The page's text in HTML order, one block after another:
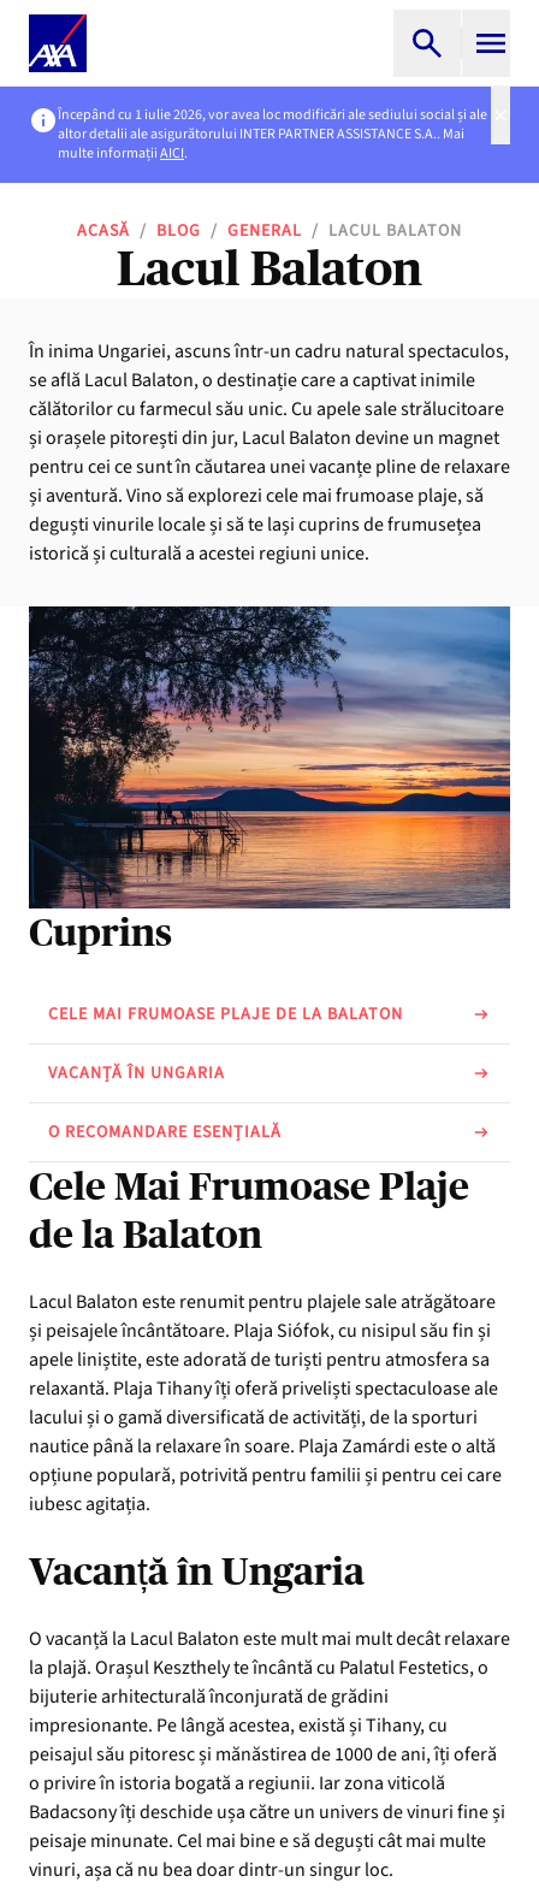
Începând cu 1 iulie 2026, vor avea loc modificări ale sediului social și ale
altor detalii ale asigurătorului INTER PARTNER ASSISTANCE S.A.. Mai
multe informațiiAICI.
ACASĂ / BLOG / GENERAL / LACUL BALATON
Lacul Balaton
În inima Ungariei, ascuns într-un cadru natural spectaculos,
se află Lacul Balaton, o destinație care a captivat inimile
călătorilor cu farmecul său unic. Cu apele sale strălucitoare
și orașele pitorești din jur, Lacul Balaton devine un magnet
pentru cei ce sunt în căutarea unei vacanțe pline de relaxare
și aventură. Vino să explorezi cele mai frumoase plaje, să
deguști vinurile locale și să te lași cuprins de frumusețea
istorică și culturală a acestei regiuni unice.
Cuprins
CELE MAI FRUMOASE PLAJE DE LA BALATON
VACANȚĂ ÎN UNGARIA
O RECOMANDARE ESENȚIALĂ
Cele Mai Frumoase Plaje
de la Balaton
Lacul Balaton este renumit pentru plajele sale atrăgătoare
și peisajele încântătoare. Plaja Siófok, cu nisipul său fin și
apele liniștite, este adorată de turiști pentru atmosfera sa
relaxantă. Plaja Tihany îți oferă priveliști spectaculoase ale
lacului și o gamă diversificată de activități, de la sporturi
nautice până la relaxare în soare. Plaja Zamárdi este o altă
opțiune populară, potrivită pentru familii și pentru cei care
iubesc agitația.
Vacanță în Ungaria
O vacanță la Lacul Balaton este mult mai mult decât relaxare
la plajă. Orașul Keszthely te încântă cu Palatul Festetics, o
bijuterie arhitecturală înconjurată de grădini
impresionante. Pe lângă acestea, există și Tihany, cu
peisajul său pitoresc și mănăstirea de 1000 de ani, îți oferă
o privire în istoria bogată a regiunii. Iar zona viticolă
Badacsony îți deschide ușa către un univers de vinuri fine și
peisaje minunate. Cel mai bine e să deguști cât mai multe
vinuri, așa că nu bea doar dintr-un singur loc.